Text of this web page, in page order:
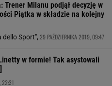
Trener Milanu podjął decyzję w
Piątka w składzie na kolejny
dello Sport", 29 PAŹDZIERNIKA 2019, 09:47
w formie! Tak asystowali
22:31